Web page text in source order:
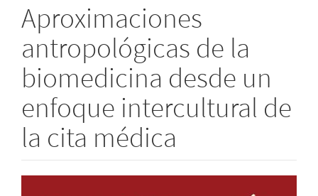
Aproximaciones
antropológicas de la
biomedicina desde un
enfoque intercultural de
la cita médica